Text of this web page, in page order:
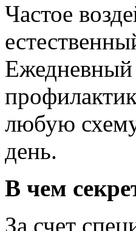
Частое
Ежедневный
любую
день.
В чем
За счет